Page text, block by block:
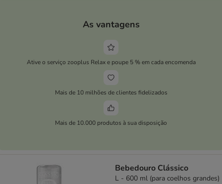
As vantagens
Ative o serviço zooplus Relax e poupe 5 % em cada encomenda
Mais de 10 milhões de clientes fidelizados
Mais de 10.000 produtos à sua disposição
Bebedouro Clássico
L - 600 ml (para coelhos grandes)